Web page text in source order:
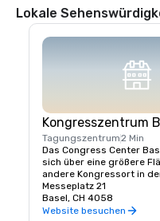
Lokale
Kongresszentrum
Tagungszentrum2 Min
Das Congress Center
sich über eine größere
andere Kongressort in
Messeplatz 21
Basel, CH 4058
Website besuchen